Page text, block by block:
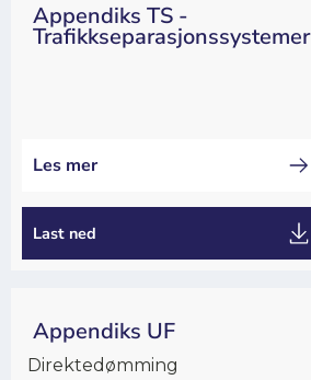
Appendiks TS -
Trafikkseparasjonssystemer
Les mer
Last ned
Appendiks UF
Direktedømming